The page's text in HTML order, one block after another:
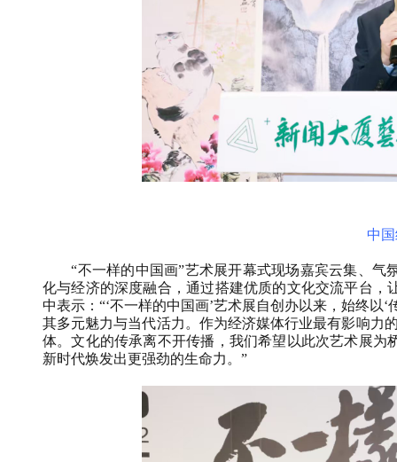
中
“不一样的中国画”艺术展开幕式现场嘉宾云集、
化与经济的深度融合，通过搭建优质的文化交流平台
中表示：“‘不一样的中国画’艺术展自创办以来，始终以
其多元魅力与当代活力。作为经济媒体行业最有影响力
体。文化的传承离不开传播，我们希望以此次艺术展
新时代焕发出更强劲的生命力。”